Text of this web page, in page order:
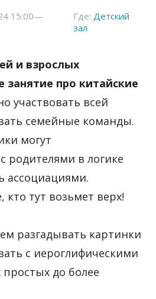
15:00—
Где:Детский
зал
и взрослых
занятие про китайские
участвовать всей
семейные команды.
могут
родителями в логике
ассоциациями.
тут возьмет верх!
разгадывать картинки
с иероглифическими
до более